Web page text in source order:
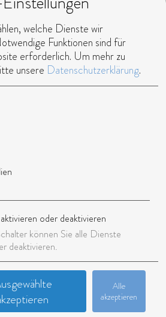
BWL,
Schauspiel
Presenter,
Model
Schauspieler,
welche Dienste wir
Funktionen sind für
erforderlich. Um mehr zu
unsere Datenschutzerklärung.
oder deaktivieren
können Sie alle Dienste
deaktivieren.
Alle
akzeptieren